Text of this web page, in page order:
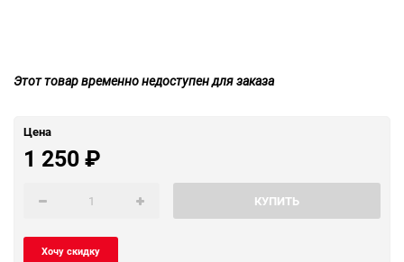
Этот товар временно недоступен для заказа
Цена
1 250₽
КУПИТЬ